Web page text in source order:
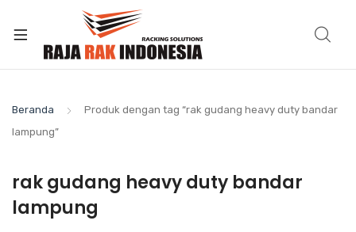
Beranda
Produk dengan tag “rak gudang heavy duty bandar
lampung”
rak gudang heavy duty bandar
lampung